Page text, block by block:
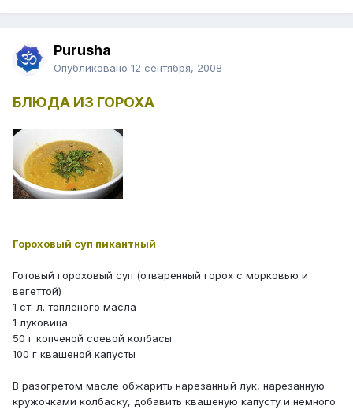
Purusha
Опубликовано 12 сентября, 2008
БЛЮДА ИЗ ГОРОХА
Гороховый суп пикантный
Готовый гороховый суп (отваренный горох с морковью и
вегеттой)
1 ст. л. топленого масла
1 луковица
50 г копченой соевой колбасы
100 г квашеной капусты
В разогретом масле обжарить нарезанный лук, нарезанную
кружочками колбаску, добавить квашеную капусту и немного